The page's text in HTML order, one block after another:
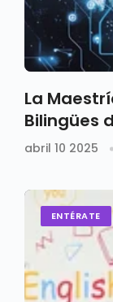
La
Bilingües
unen en
abril 10 2025
ENTÉRATE